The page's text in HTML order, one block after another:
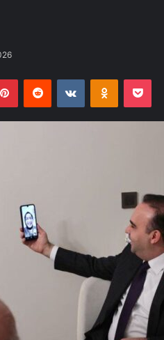
PinterestReddit VKontakte